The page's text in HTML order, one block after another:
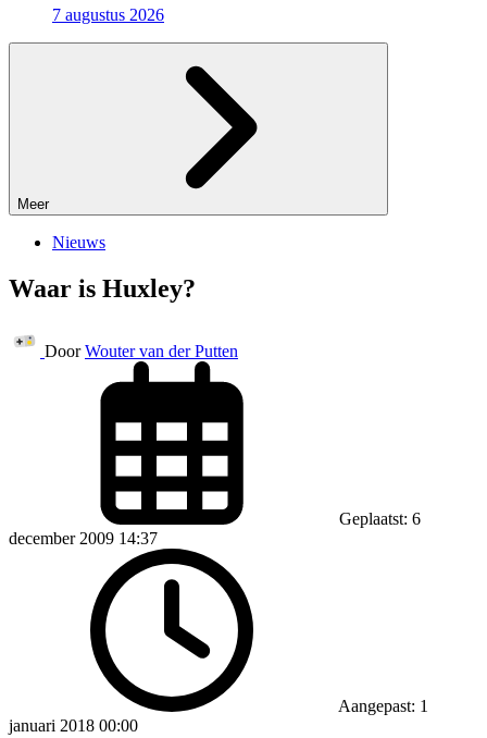
7 augustus 2026
Meer
Nieuws
Waar is Huxley?
Door Wouter van der Putten
Geplaatst: 6
december 2009 14:37
Aangepast: 1
januari 2018 00:00